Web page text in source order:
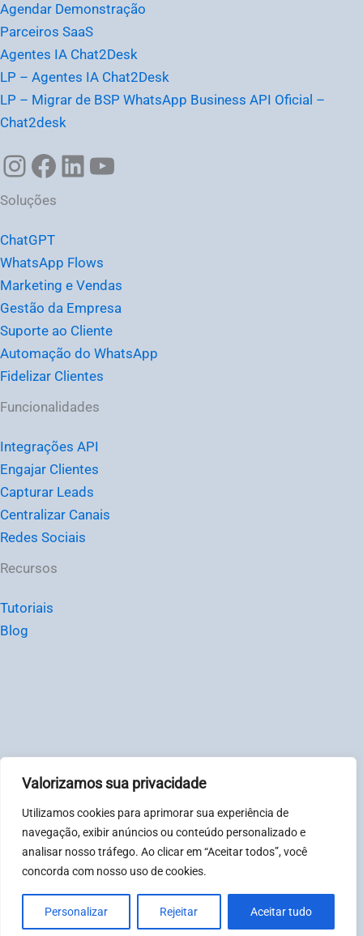
Valorizamos sua privacidade
Utilizamos cookies para aprimorar sua experiência de
navegação, exibir anúncios ou conteúdo personalizado e
analisar nosso tráfego. Ao clicar em “Aceitar todos”, você
concorda com nosso uso de cookies.
Personalizar Rejeitar Aceitar tudo
Agendar Demonstração
Parceiros SaaS
Agentes IA Chat2Desk
LP – Agentes IA Chat2Desk
LP – Migrar de BSP WhatsApp Business API Oficial –
Chat2desk
Soluções
ChatGPT
WhatsApp Flows
Marketing e Vendas
Gestão da Empresa
Suporte ao Cliente
Automação do WhatsApp
Fidelizar Clientes
Funcionalidades
Integrações API
Engajar Clientes
Capturar Leads
Centralizar Canais
Redes Sociais
Recursos
Tutoriais
Blog
© Chat2Desk Brasil – CNPJ: 31081317000123
Política de privacidade|Termos
Horário de atendimento: Segunda à sexta-feira, das 08:00
às 18:00. Sábados e Domingos das 08:00 às 12:00.